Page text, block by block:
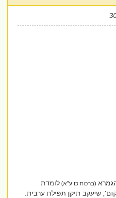
(ברכות כו ע''א)לומדת
שיעקב תיקן תפילת ערבית.